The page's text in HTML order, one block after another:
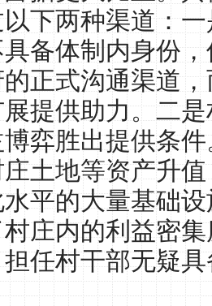
下两种渠道：
备体制内身份
正式沟通渠道
提供助力。二
弈胜出提供条
土地等资产升
平的大量基础
庄内的利益密
任村干部无疑